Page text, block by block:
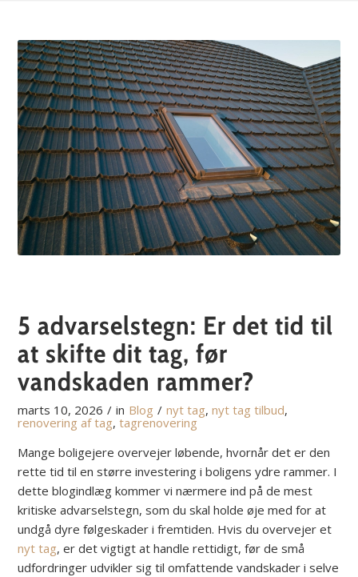
5 advarselstegn: Er det tid til
at skifte dit tag, før
vandskaden rammer?
marts 10, 2026 / in Blog / nyt tag,nyt tag tilbud,
renovering af tag,tagrenovering
Mange boligejere overvejer løbende, hvornår det er den
rette tid til en større investering i boligens ydre rammer. I
dette blogindlæg kommer vi nærmere ind på de mest
kritiske advarselstegn, som du skal holde øje med for at
undgå dyre følgeskader i fremtiden. Hvis du overvejer et
nyt tag, er det vigtigt at handle rettidigt, før de små
udfordringer udvikler sig til omfattende vandskader i selve